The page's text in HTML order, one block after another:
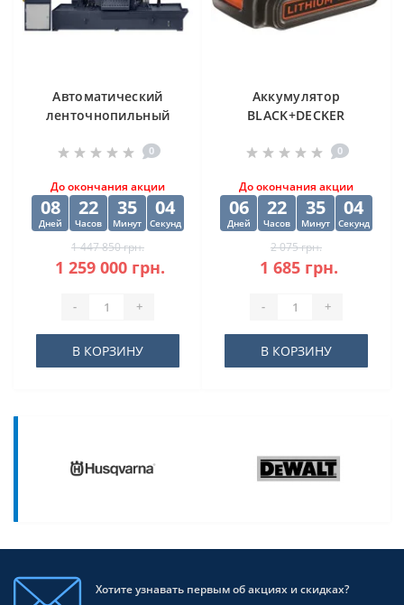
Автоматический
ленточнопильный
500SA
0
До окончания акции
08
Дней
22
Часов
35
Минут
04
Секунд
1 447 850 грн.
1 259 000 грн.
- +
В КОРЗИНУ
Аккумулятор
BLACK+DECKER
0
До окончания акции
06
Дней
22
Часов
35
Минут
04
Секунд
2 075 грн.
1 685 грн.
- +
В КОРЗИНУ
Хотите узнавать первым об акциях и скидках?